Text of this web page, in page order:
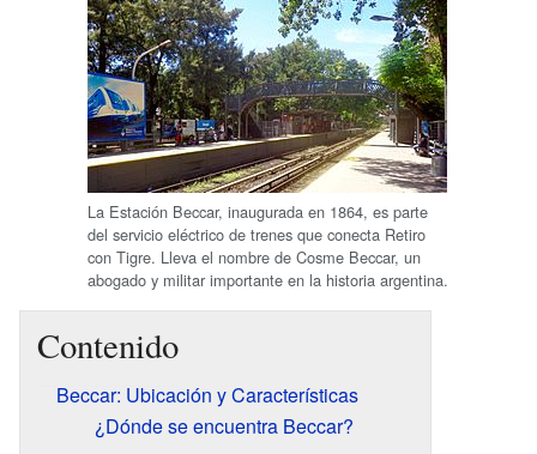
La Estación Beccar, inaugurada en 1864, es parte
del servicio eléctrico de trenes que conecta Retiro
con Tigre. Lleva el nombre de Cosme Beccar, un
abogado y militar importante en la historia argentina.
Contenido
Beccar: Ubicación y Características
¿Dónde se encuentra Beccar?